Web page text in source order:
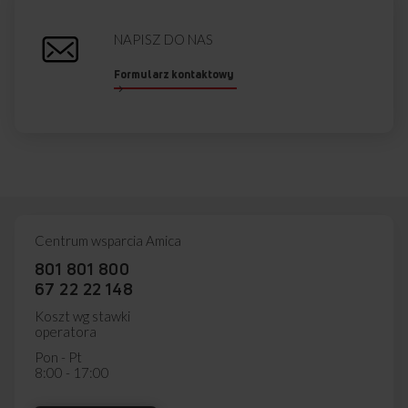
NAPISZ DO NAS
Formularz kontaktowy
Centrum wsparcia Amica
801 801 800
67 22 22 148
Koszt wg stawki
operatora
Pon - Pt
8:00 - 17:00